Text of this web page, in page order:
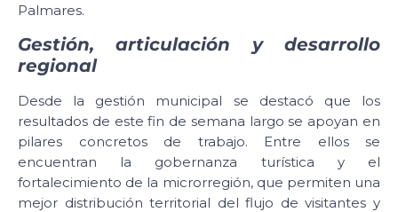
Palmares.
Gestión, articulación y desarrollo
regional
Desde la gestión municipal se destacó que los
resultados de este fin de semana largo se apoyan en
pilares concretos de trabajo. Entre ellos se
encuentran la gobernanza turística y el
fortalecimiento de la microrregión, que permiten una
mejor distribución territorial del flujo de visitantes y